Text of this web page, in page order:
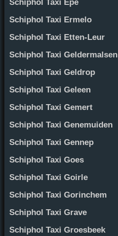
Schiphol Taxi Epe
Schiphol Taxi Ermelo
Schiphol Taxi Etten-Leur
Schiphol Taxi Geldermalsen
Schiphol Taxi Geldrop
Schiphol Taxi Geleen
Schiphol Taxi Gemert
Schiphol Taxi Genemuiden
Schiphol Taxi Gennep
Schiphol Taxi Goes
Schiphol Taxi Goirle
Schiphol Taxi Gorinchem
Schiphol Taxi Grave
Schiphol Taxi Groesbeek